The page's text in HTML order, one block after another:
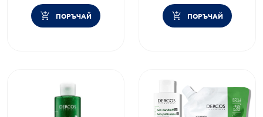
ПОРЪЧАЙ ПОРЪЧАЙ